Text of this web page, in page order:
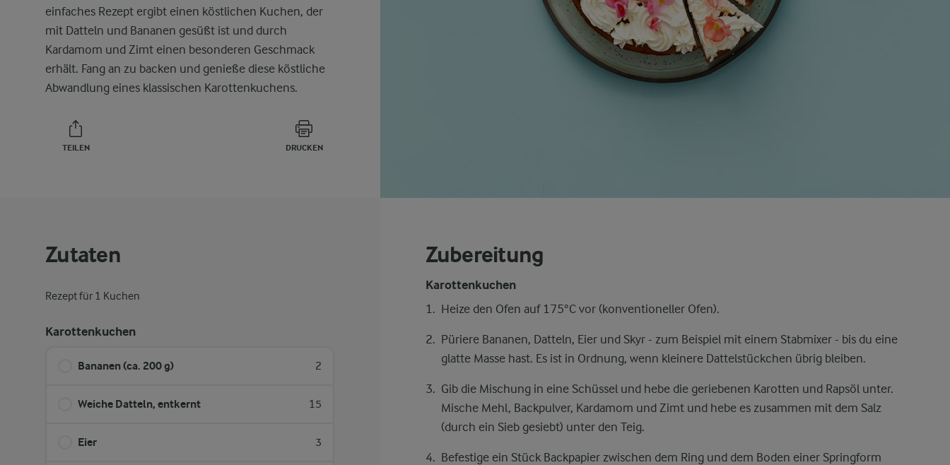
einfaches Rezept ergibt einen köstlichen Kuchen, der
mit Datteln und Bananen gesüßt ist und durch
Kardamom und Zimt einen besonderen Geschmack
erhält. Fang an zu backen und genieße diese köstliche
Abwandlung eines klassischen Karottenkuchens.
TEILEN DRUCKEN
Zutaten
Rezept für 1 Kuchen
Karottenkuchen
Bananen (ca. 200 g) 2
Weiche Datteln, entkernt 15
Eier 3
Zubereitung
Karottenkuchen
Heize den Ofen auf 175°C vor (konventioneller Ofen).
Püriere Bananen, Datteln, Eier und Skyr - zum Beispiel mit einem Stabmixer - bis du eine
glatte Masse hast. Es ist in Ordnung, wenn kleinere Dattelstückchen übrig bleiben.
Gib die Mischung in eine Schüssel und hebe die geriebenen Karotten und Rapsöl unter.
Mische Mehl, Backpulver, Kardamom und Zimt und hebe es zusammen mit dem Salz
(durch ein Sieb gesiebt) unter den Teig.
Befestige ein Stück Backpapier zwischen dem Ring und dem Boden einer Springform